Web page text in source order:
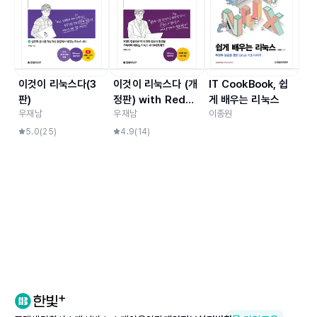
이것이 리눅스다(3
판)
우재남
5.0(25)
이것이 리눅스다 (개
정판) with RedHa
t CentOS 8
우재남
4.9( 14)
IT CookBook, 쉽
게 배우는 리눅스
이종원